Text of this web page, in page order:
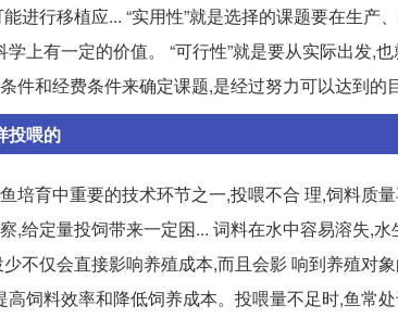
进行移植应... “实用性”就是选择的课题要在生
上有一定的价值。 “可行性”就是要从实际出发,
件和经费条件来确定课题,是经过努力可以达到的
投喂的
培育中重要的技术环节之一,投喂不合 理,饲料质
,给定量投饲带来一定困... 词料在水中容易溶失,
不仅会直接影响养殖成本,而且会影 响到养殖对
高饲料效率和降低饲养成本。投喂量不足时,鱼常